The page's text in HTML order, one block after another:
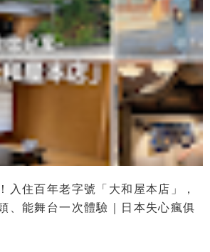
入住百年老字號「大和屋本店」，
、能舞台一次體驗｜日本失心瘋俱